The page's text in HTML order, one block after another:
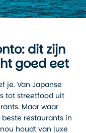
dit zijn
goed eet
je. Van Japanse
tot streetfood uit
Maar waar
restaurants in
houdt van luxe